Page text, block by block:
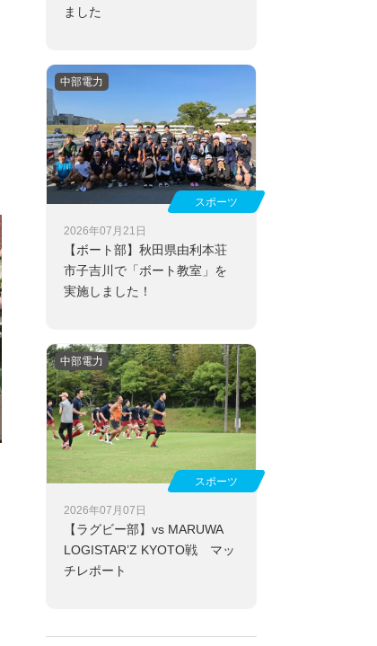
ました
2026年07月21日
【ボート部】秋田県由利本荘
市子吉川で「ボート教室」を
実施しました！
スポーツ
中部電力
2026年07月07日
【ラグビー部】vs MARUWA
LOGISTAR’Z KYOTO戦 マッ
チレポート
スポーツ
中部電力